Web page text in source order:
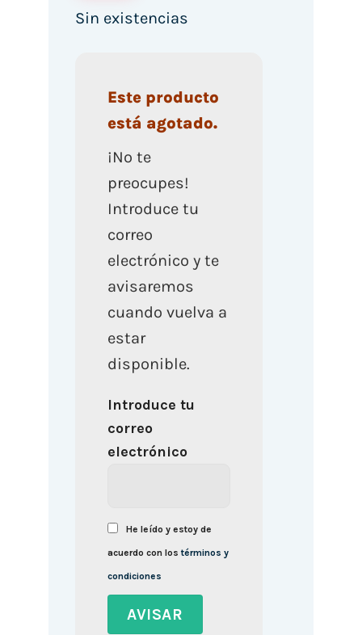
Sin existencias
Este producto
está agotado.
¡No te
preocupes!
Introduce tu
correo
electrónico y te
avisaremos
cuando vuelva a
estar
disponible.
Introduce tu
correo
electrónico
He leído y estoy de
acuerdo con lostérminos y
condiciones